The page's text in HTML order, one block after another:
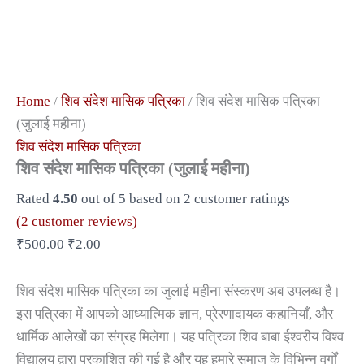
Home /शिव संदेश मासिक पत्रिका / शिव संदेश मासिक पत्रिका
(जुलाई महीना)
शिव संदेश मासिक पत्रिका
शिव संदेश मासिक पत्रिका (जुलाई महीना)
Rated 4.50 out of 5 based on 2 customer ratings
(2 customer reviews)
₹500.00 ₹2.00
शिव संदेश मासिक पत्रिका का जुलाई महीना संस्करण अब उपलब्ध है।
इस पत्रिका में आपको आध्यात्मिक ज्ञान, प्रेरणादायक कहानियाँ, और
धार्मिक आलेखों का संग्रह मिलेगा। यह पत्रिका शिव बाबा ईश्वरीय विश्व
विद्यालय द्वारा प्रकाशित की गई है और यह हमारे समाज के विभिन्न वर्गों